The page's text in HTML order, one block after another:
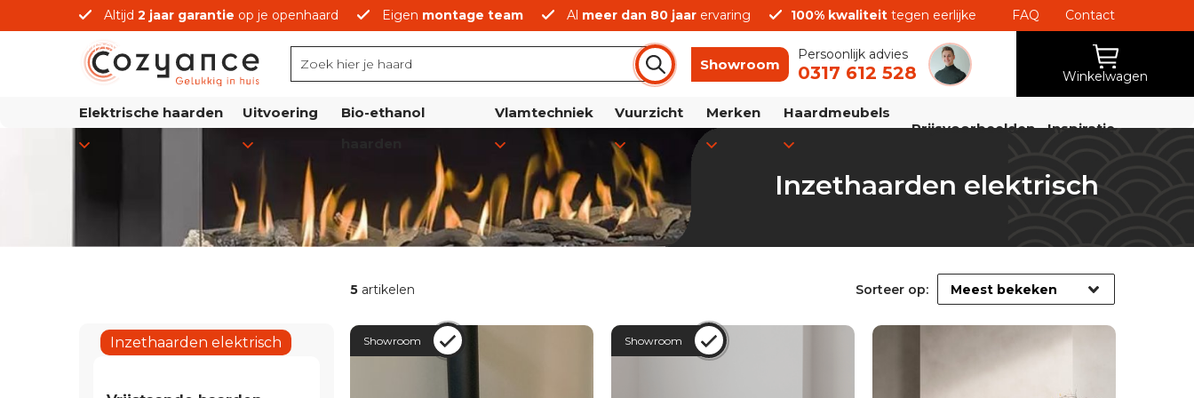
Altijd 2 jaar garantie op je openhaard Eigen montage team Al meer dan 80 jaar ervaring 100% kwaliteit tegen eerlijke
prijzen
FAQ Contact
Showroom
Persoonlijk advies
0317 612 528 Winkelwagen
Elektrische haarden Uitvoering
Bio-ethanol
Vlamtechniek Vuurzicht Merken
Haardmeubels
Prijsvoorbeelden
Inspiratie
Inzethaarden elektrisch
Inzethaarden elektrisch
5 artikelen Sorteer op:
Showroom Showroom